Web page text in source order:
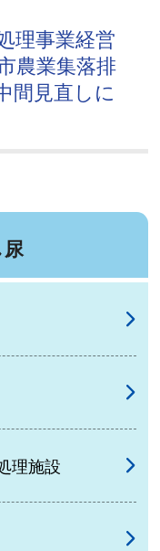
理事業経営
農業集落排
間見直しに
尿
理施設